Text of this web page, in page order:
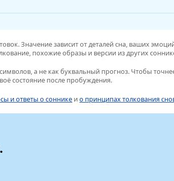
Значение зависит от деталей сна, ваших
похожие образы и версии из других
а не как буквальный прогноз. Чтобы
состояние после пробуждения.
и ответы о соннике ио принципах толкования